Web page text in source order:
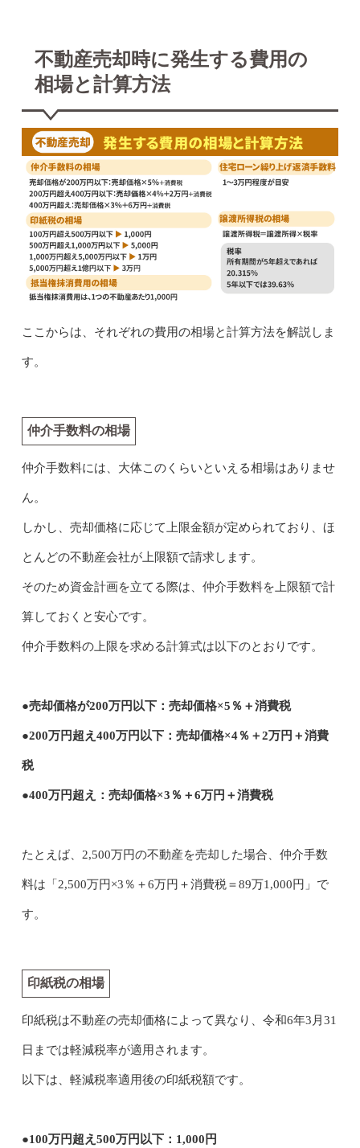
不動産売却時に発生する費用の
相場と計算方法
ここからは、それぞれの費用の相場と計算方法を解説しま
す。
仲介手数料の相場
仲介手数料には、大体このくらいといえる相場はありませ
ん。
しかし、売却価格に応じて上限金額が定められており、ほ
とんどの不動産会社が上限額で請求します。
そのため資金計画を立てる際は、仲介手数料を上限額で計
算しておくと安心です。
仲介手数料の上限を求める計算式は以下のとおりです。
●売却価格が200万円以下：売却価格×5％＋消費税
●200万円超え400万円以下：売却価格×4％＋2万円＋消費
税
●400万円超え：売却価格×3％＋6万円＋消費税
たとえば、2,500万円の不動産を売却した場合、仲介手数
料は「2,500万円×3％＋6万円＋消費税＝89万1,000円」で
す。
印紙税の相場
印紙税は不動産の売却価格によって異なり、令和6年3月31
日までは軽減税率が適用されます。
以下は、軽減税率適用後の印紙税額です。
●100万円超え500万円以下：1,000円